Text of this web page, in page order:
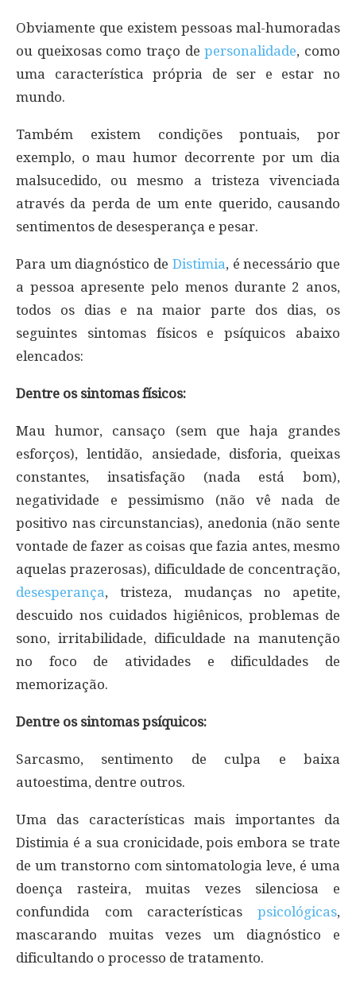
Obviamente que existem pessoas mal-humoradas
ou queixosas como traço depersonalidade, como
uma característica própria de ser e estar no
mundo.
Também existem condições pontuais, por
exemplo, o mau humor decorrente por um dia
malsucedido, ou mesmo a tristeza vivenciada
através da perda de um ente querido, causando
sentimentos de desesperança e pesar.
Para um diagnóstico de Distimia, é necessário que
a pessoa apresente pelo menos durante 2 anos,
todos os dias e na maior parte dos dias, os
seguintes sintomas físicos e psíquicos abaixo
elencados:
Dentre os sintomas físicos:
Mau humor, cansaço (sem que haja grandes
esforços), lentidão, ansiedade, disforia, queixas
constantes, insatisfação (nada está bom),
negatividade e pessimismo (não vê nada de
positivo nas circunstancias), anedonia (não sente
vontade de fazer as coisas que fazia antes, mesmo
aquelas prazerosas), dificuldade de concentração,
desesperança, tristeza, mudanças no apetite,
descuido nos cuidados higiênicos, problemas de
sono, irritabilidade, dificuldade na manutenção
no foco de atividades e dificuldades de
memorização.
Dentre os sintomas psíquicos:
Sarcasmo, sentimento de culpa e baixa
autoestima, dentre outros.
Uma das características mais importantes da
Distimia é a sua cronicidade, pois embora se trate
de um transtorno com sintomatologia leve, é uma
doença rasteira, muitas vezes silenciosa e
confundida com características psicológicas,
mascarando muitas vezes um diagnóstico e
dificultando o processo de tratamento.